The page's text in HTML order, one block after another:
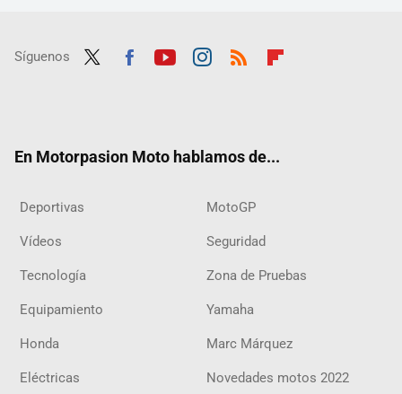
Síguenos
En Motorpasion Moto hablamos de...
Deportivas MotoGP
Vídeos Seguridad
Tecnología Zona de Pruebas
Equipamiento Yamaha
Honda Marc Márquez
Eléctricas Novedades motos 2022